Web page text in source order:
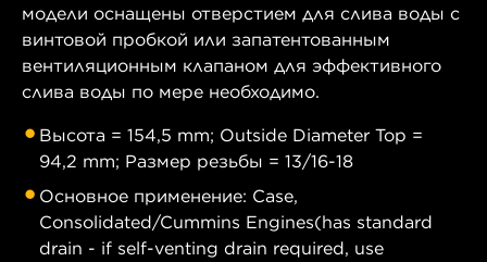
модели оснащены отверстием для слива воды с
винтовой пробкой или запатентованным
вентиляционным клапаном для эффективного
слива воды по мере необходимо.
Высота = 154,5 mm; Outside Diameter Top =
94,2 mm; Размер резьбы = 13/16-18
Основное применение: Case,
Consolidated/Cummins Engines(has standard
drain - if self-venting drain required, use